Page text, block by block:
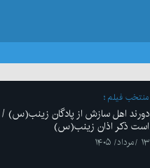
منتخب فیلم
دورند اهل سازش از پادگان زینب(س)
است ذکر اذان زینب(س)
۱۳ /مرداد/ ۱۴۰۵